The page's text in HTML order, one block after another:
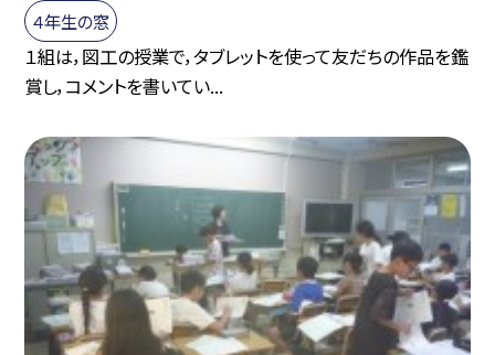
４年生の窓
１組は，図工の授業で，タブレットを使って友だちの作品を鑑
賞し，コメントを書いてい...